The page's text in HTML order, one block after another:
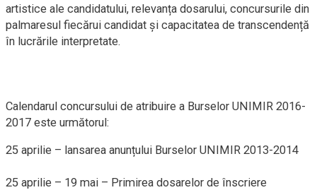
artistice ale candidatului, relevanța dosarului, concursurile din
palmaresul fiecărui candidat și capacitatea de transcendență
în lucrările interpretate.
Calendarul concursului de atribuire a Burselor UNIMIR 2016-
2017 este următorul:
25 aprilie – lansarea anunțului Burselor UNIMIR 2013-2014
25 aprilie – 19 mai – Primirea dosarelor de înscriere